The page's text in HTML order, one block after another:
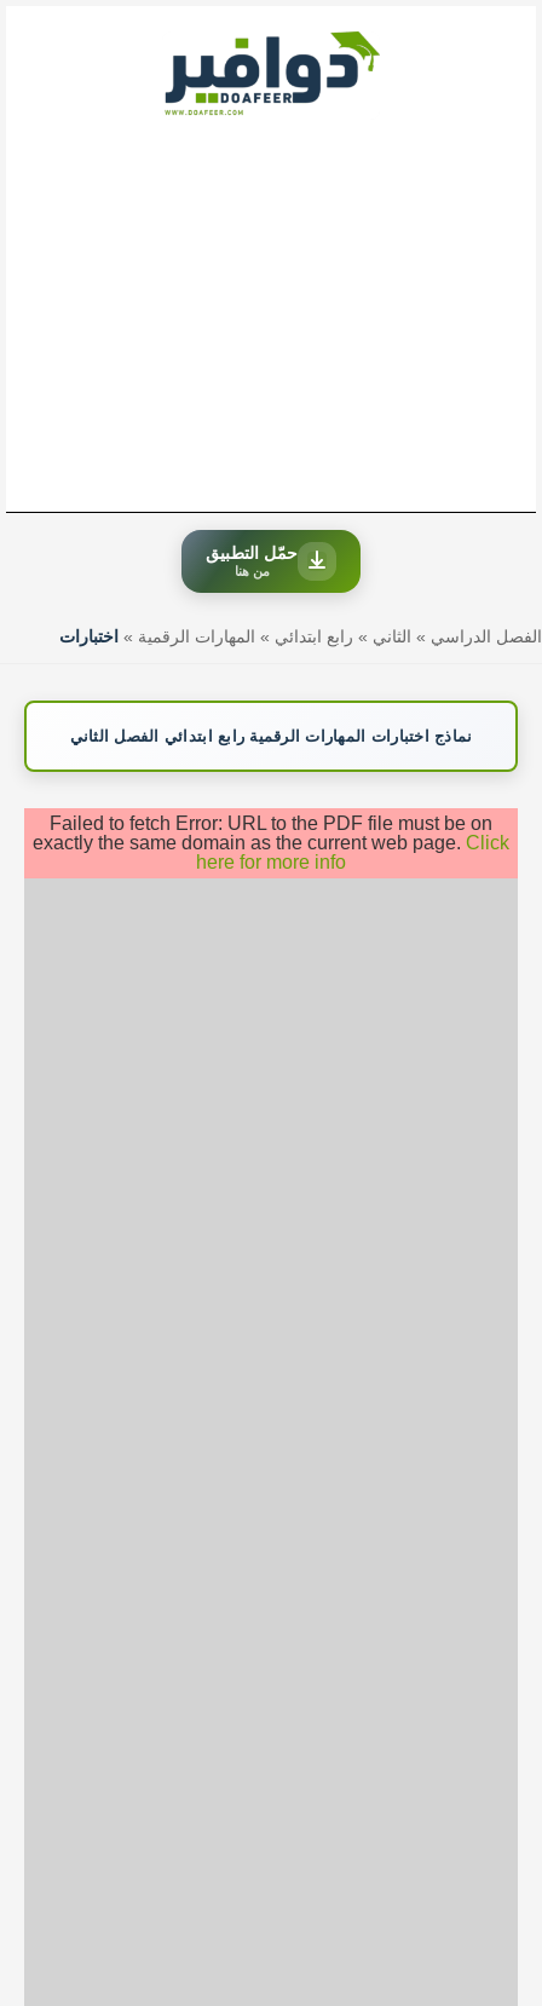
حمّل التطبيق
من هنا
الفصل الدراسي » الثاني » رابع ابتدائي » المهارات الرقمية » اختبارات
نماذج اختبارات المهارات الرقمية رابع ابتدائي الفصل الثاني
Failed to fetch Error: URL to the PDF file must be on
exactly the same domain as the current web page. Click
here for more info